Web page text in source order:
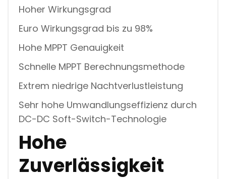
Hoher Wirkungsgrad
Euro Wirkungsgrad bis zu 98%
Hohe MPPT Genauigkeit
Schnelle MPPT Berechnungsmethode
Extrem niedrige Nachtverlustleistung
Sehr hohe Umwandlungseffizienz durch
DC-DC Soft-Switch-Technologie
Hohe
Zuverlässigkeit